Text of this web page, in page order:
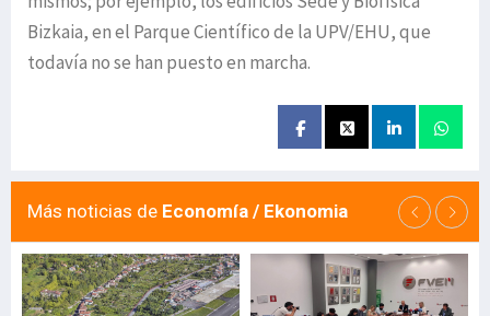
Bizkaia, en el Parque Científico de la UPV/EHU, que
todavía no se han puesto en marcha.
Más noticias de Economía / Ekonomia